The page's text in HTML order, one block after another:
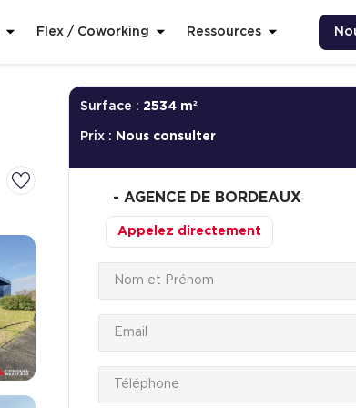
Flex / Coworking Ressources
Surface : 2534 m²
Prix : Nous consulter
- AGENCE DE BORDEAUX
Appelez directement